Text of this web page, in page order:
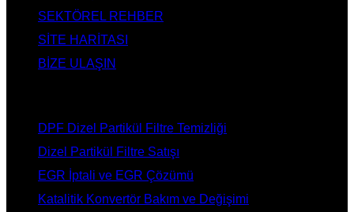
SEKTÖREL REHBER
SİTE HARİTASI
BİZE ULAŞIN
DPF Dizel Partikül Filtre Temizliği
Dizel Partikül Filtre Satışı
EGR İptali ve EGR Çözümü
Katalitik Konvertör Bakım ve Değişimi